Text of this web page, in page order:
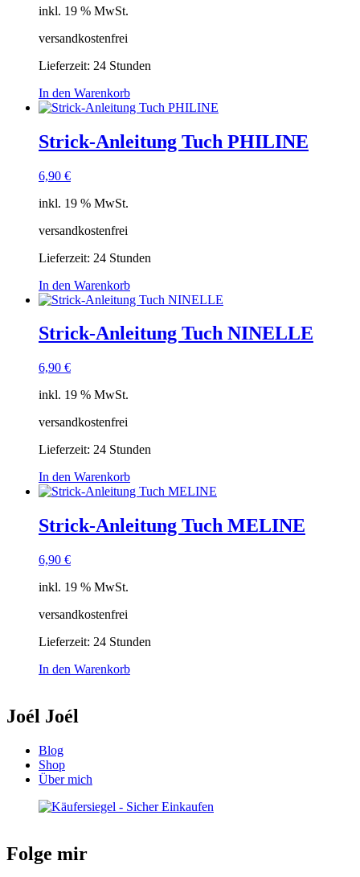
inkl. 19 % MwSt.
versandkostenfrei
Lieferzeit: 24 Stunden
In den Warenkorb
Strick-Anleitung Tuch PHILINE
6,90 €
inkl. 19 % MwSt.
versandkostenfrei
Lieferzeit: 24 Stunden
In den Warenkorb
Strick-Anleitung Tuch NINELLE
6,90 €
inkl. 19 % MwSt.
versandkostenfrei
Lieferzeit: 24 Stunden
In den Warenkorb
Strick-Anleitung Tuch MELINE
6,90 €
inkl. 19 % MwSt.
versandkostenfrei
Lieferzeit: 24 Stunden
In den Warenkorb
Joél Joél
Blog
Shop
Über mich
Folge mir